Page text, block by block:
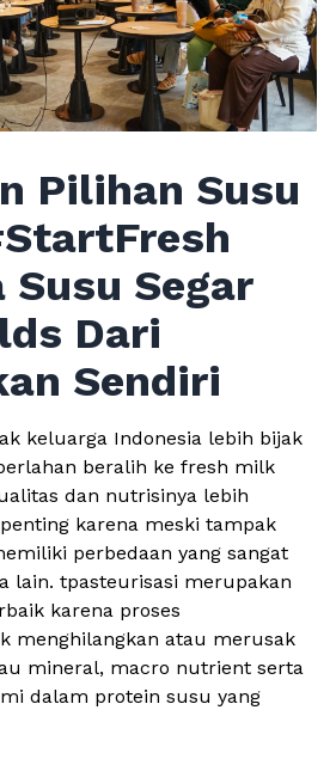
Pilihan Susu
Susu Segar
Dari
Sendiri
keluarga Indonesia lebih bijak
beralih ke fresh milk
dan nutrisinya lebih
karena meski tampak
perbedaan yang sangat
lain. tpasteurisasi merupakan
karena proses
menghilangkan atau merusak
mineral, macro nutrient serta
dalam protein susu yang